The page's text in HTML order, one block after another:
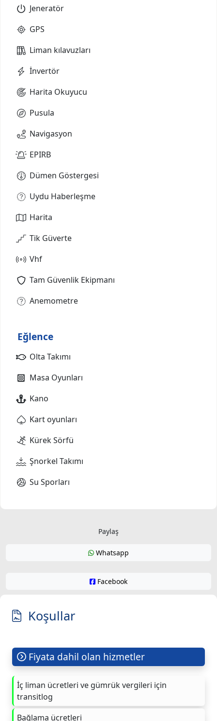
Jeneratör
GPS
Liman kılavuzları
İnvertör
Harita Okuyucu
Pusula
Navigasyon
EPIRB
Dümen Göstergesi
Uydu Haberleşme
Harita
Tik Güverte
Vhf
Tam Güvenlik Ekipmanı
Anemometre
Eğlence
Olta Takımı
Masa Oyunları
Kano
Kart oyunları
Kürek Sörfü
Şnorkel Takımı
Su Sporları
Paylaş
Whatsapp
Facebook
Koşullar
Fiyata dahil olan hizmetler
İç liman ücretleri ve gümrük vergileri için
transitlog
Bağlama ücretleri